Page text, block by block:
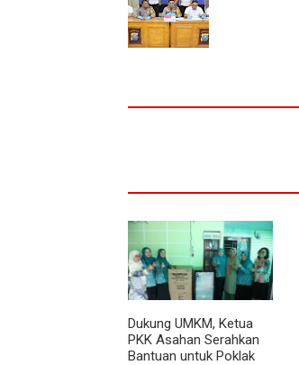
Dukung UMKM, Ketua
PKK Asahan Serahkan
Bantuan untuk Poklak